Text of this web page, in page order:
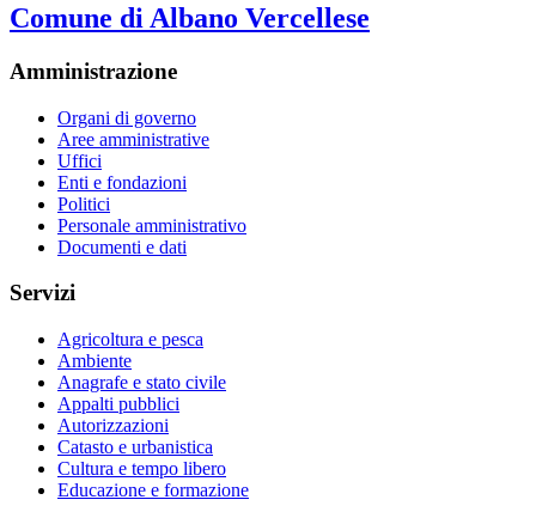
Comune di Albano Vercellese
Amministrazione
Organi di governo
Aree amministrative
Uffici
Enti e fondazioni
Politici
Personale amministrativo
Documenti e dati
Servizi
Agricoltura e pesca
Ambiente
Anagrafe e stato civile
Appalti pubblici
Autorizzazioni
Catasto e urbanistica
Cultura e tempo libero
Educazione e formazione